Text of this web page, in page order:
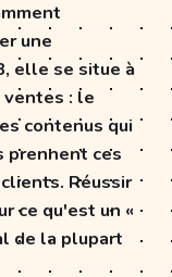
une
elle se situe à
: le
contenus qui
ces
Réussir
ce qu'est un «
de la plupart